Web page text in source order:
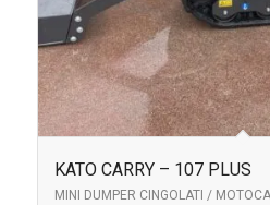
KATO CARRY – 107 PLUS
MINI DUMPER CINGOLATI /